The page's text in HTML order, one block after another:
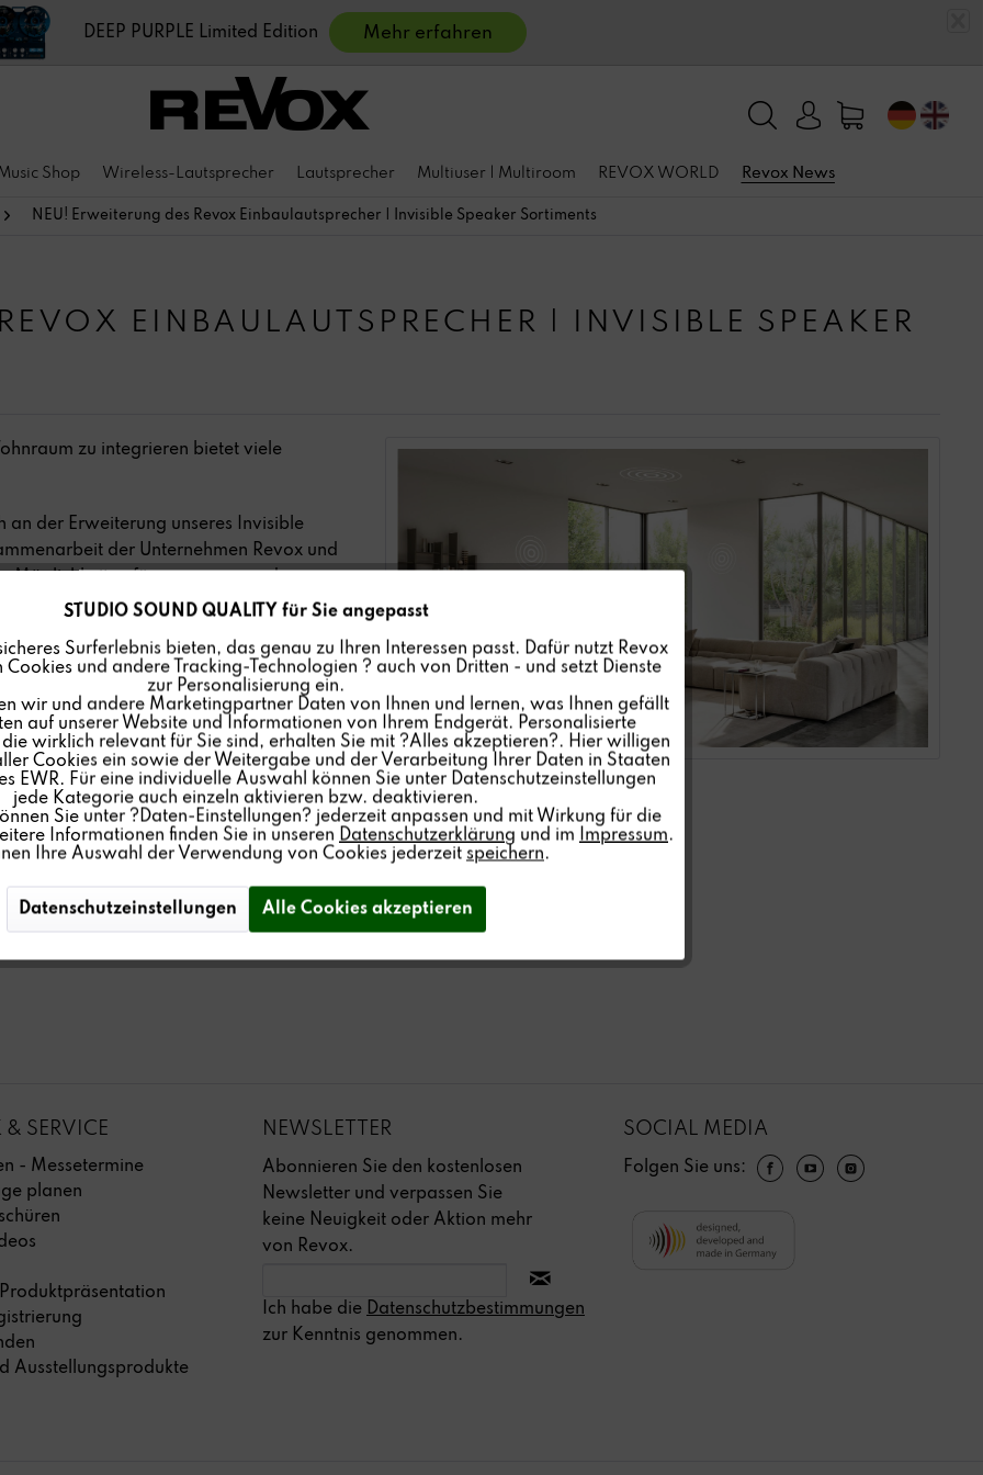
DEEP PURPLE Limited Edition Mehr erfahren
Shop Wireless-Lautsprecher Lautsprecher Multiuser | Multiroom REVOX WORLD Revox News
NEU! Erweiterung des Revox Einbaulautsprecher | Invisible Speaker Sortiments
EINBAULAUTSPRECHER | INVISIBLE SPEAKER
zu integrieren bietet viele
an der Erweiterung unseres Invisible
der Unternehmen Revox und
Möglichkeiten für ganz neue und
Invisible Speaker Sortiment vorzustellen:
geringen Einbautiefe nun
eines Revox Invisible Speaker.
Carbon-Spezialmembran als
INV 20
& SERVICE
- Messetermine
planen
Ausstellungsprodukte
NEWSLETTER
Abonnieren Sie den kostenlosen
Newsletter und verpassen Sie
keine Neuigkeit oder Aktion mehr
von Revox.
Ich habe die Datenschutzbestimmungen
zur Kenntnis genommen.
SOCIAL MEDIA
Folgen Sie uns:
Inaktiv
Inaktiv
Inaktiv
STUDIO SOUND QUALITY für Sie angepasst
Surferlebnis bieten, das genau zu Ihren Interessen passt. Dafür nutzt Revox
Cookies und andere Tracking-Technologien ? auch von Dritten - und setzt Dienste
zur Personalisierung ein.
wir und andere Marketingpartner Daten von Ihnen und lernen, was Ihnen gefällt
auf unserer Website und Informationen von Ihrem Endgerät. Personalisierte
wirklich relevant für Sie sind, erhalten Sie mit ?Alles akzeptieren?. Hier willigen
Cookies ein sowie der Weitergabe und der Verarbeitung Ihrer Daten in Staaten
EWR. Für eine individuelle Auswahl können Sie unter Datenschutzeinstellungen
jede Kategorie auch einzeln aktivieren bzw. deaktivieren.
Sie unter ?Daten-Einstellungen? jederzeit anpassen und mit Wirkung für die
Informationen finden Sie in unseren Datenschutzerklärung und im Impressum.
Ihre Auswahl der Verwendung von Cookies jederzeit speichern.
Datenschutzeinstellungen Alle Cookies akzeptieren